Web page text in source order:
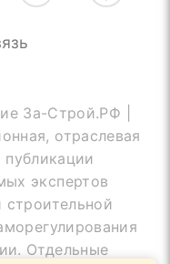
За-Строй.РФ |
отраслевая
экспертов
Отдельные